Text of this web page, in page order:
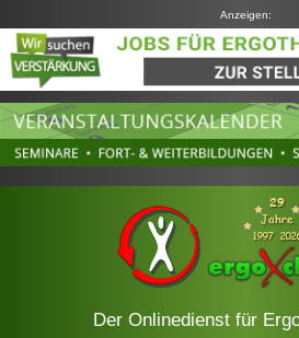
Anzeigen:
Der Onlinedienst für